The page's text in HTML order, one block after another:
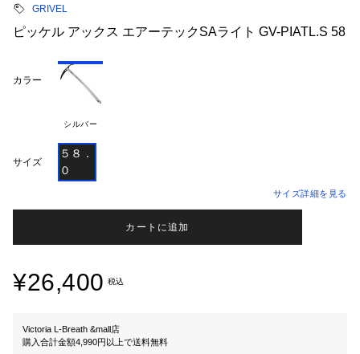
GRIVEL
ピッケル アックス エアーテックSAライト GV-PIATL.S 58
カラー
シルバー
サイズ
５８．
０
サイズ詳細を見る
カートに追加
¥26,400 税込
Victoria L-Breath &mall店
購入合計金額4,990円以上で送料無料